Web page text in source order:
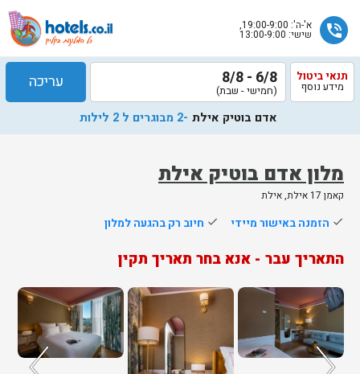
phone_in_talk א'-ה': 19:00-9:00,
שישי: 13:00-9:00
מלון אדם בוטיק אילת
קאמן 17 אילת, אילת
תנאי ביטול
מידע נוסף 6/8 - 8/8
(חמישי - שבת) עריכה
אדם בוטיק אילת -2 מבוגרים ל 2 לילות
done הזמנה באישור מיידי done חיוב רק בהגעה למלון
התאריך עבר - אנא בחר תאריך תקין
שלח
הוטלס
אליך
בשעות
הפעילות